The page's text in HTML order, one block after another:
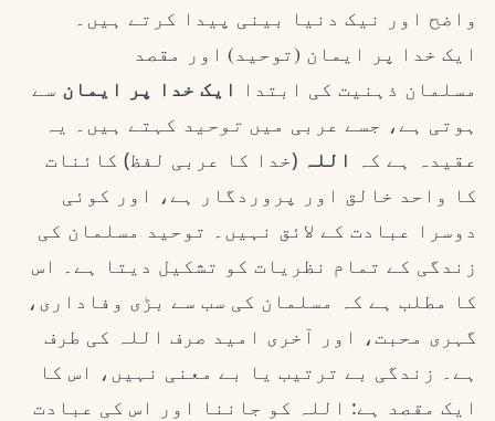
واضح اور نیک دنیا بینی پیدا کرتے ہیں۔
ایک خدا پر ایمان (توحید) اور مقصد
مسلمان ذہنیت کی ابتدا ایک خدا پر ایمان سے
ہوتی ہے، جسے عربی میں توحید کہتے ہیں۔ یہ
عقیدہ ہے کہ اللہ (خدا کا عربی لفظ) کائنات
کا واحد خالق اور پروردگار ہے، اور کوئی
دوسرا عبادت کے لائق نہیں۔ توحید مسلمان کی
زندگی کے تمام نظریات کو تشکیل دیتا ہے۔ اس
کا مطلب ہے کہ مسلمان کی سب سے بڑی وفاداری،
گہری محبت، اور آخری امید صرف اللہ کی طرف
ہے۔ زندگی بے ترتیب یا بے معنی نہیں، اس کا
ایک مقصد ہے: اللہ کو جاننا اور اس کی عبادت